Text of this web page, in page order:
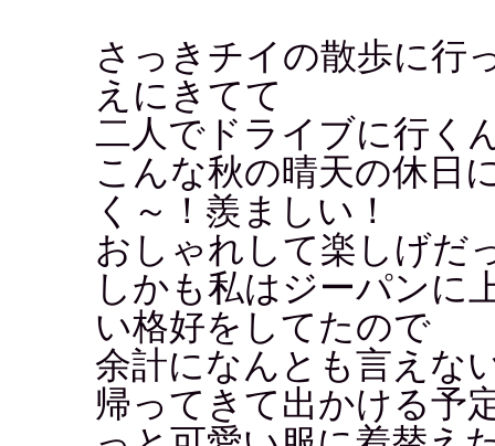
さっきチイの散歩に行
えにきてて
二人でドライブに行く
こんな秋の晴天の休日
く～！羨ましい！
おしゃれして楽しげだ
しかも私はジーパンに
い格好をしてたので
余計になんとも言えな
帰ってきて出かける予